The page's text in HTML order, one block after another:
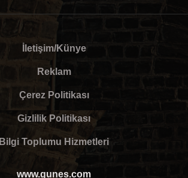
İletişim/Künye
Reklam
Çerez Politikası
Gizlilik Politikası
Bilgi Toplumu Hizmetleri
www.gunes.com